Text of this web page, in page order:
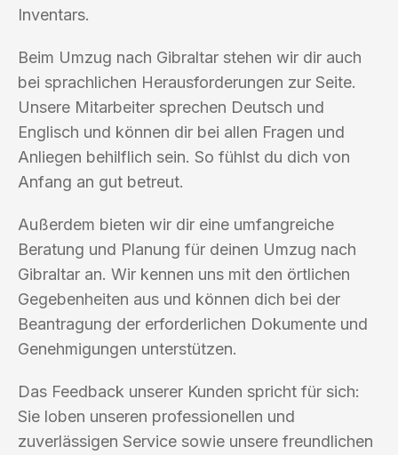
Inventars.
Beim Umzug nach Gibraltar stehen wir dir auch
bei sprachlichen Herausforderungen zur Seite.
Unsere Mitarbeiter sprechen Deutsch und
Englisch und können dir bei allen Fragen und
Anliegen behilflich sein. So fühlst du dich von
Anfang an gut betreut.
Außerdem bieten wir dir eine umfangreiche
Beratung und Planung für deinen Umzug nach
Gibraltar an. Wir kennen uns mit den örtlichen
Gegebenheiten aus und können dich bei der
Beantragung der erforderlichen Dokumente und
Genehmigungen unterstützen.
Das Feedback unserer Kunden spricht für sich:
Sie loben unseren professionellen und
zuverlässigen Service sowie unsere freundlichen